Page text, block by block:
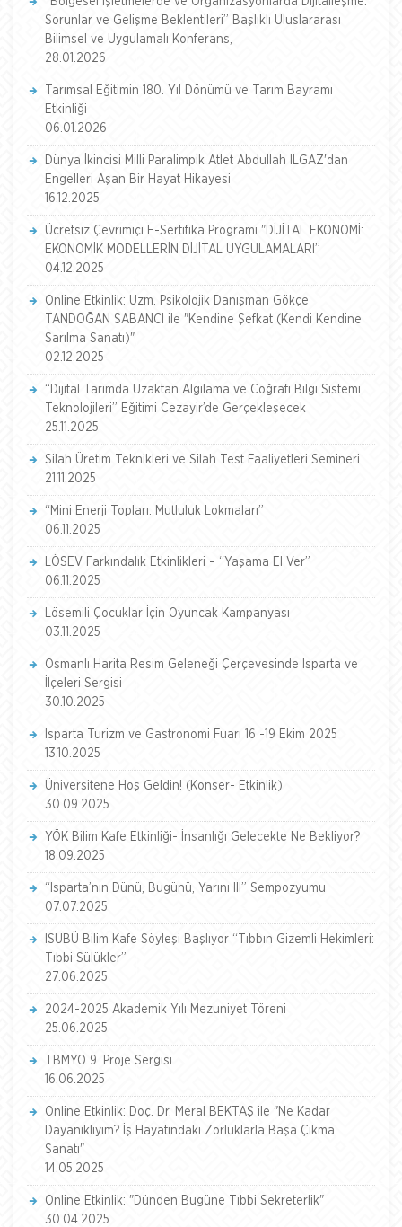
Sorunlar ve Gelişme Beklentileri” Başlıklı Uluslararası
Bilimsel ve Uygulamalı Konferans,
28.01.2026
Tarımsal Eğitimin 180. Yıl Dönümü ve Tarım Bayramı
Etkinliği
06.01.2026
Dünya İkincisi Milli Paralimpik Atlet Abdullah ILGAZ'dan
Engelleri Aşan Bir Hayat Hikayesi
16.12.2025
Ücretsiz Çevrimiçi E-Sertifika Programı "DİJİTAL EKONOMİ:
EKONOMİK MODELLERİN DİJİTAL UYGULAMALARI”
04.12.2025
Online Etkinlik: Uzm. Psikolojik Danışman Gökçe
TANDOĞAN SABANCI ile "Kendine Şefkat (Kendi Kendine
Sarılma Sanatı)"
02.12.2025
“Dijital Tarımda Uzaktan Algılama ve Coğrafi Bilgi Sistemi
Teknolojileri” Eğitimi Cezayir’de Gerçekleşecek
25.11.2025
Silah Üretim Teknikleri ve Silah Test Faaliyetleri Semineri
21.11.2025
“Mini Enerji Topları: Mutluluk Lokmaları”
06.11.2025
LÖSEV Farkındalık Etkinlikleri – “Yaşama El Ver”
06.11.2025
Lösemili Çocuklar İçin Oyuncak Kampanyası
03.11.2025
Osmanlı Harita Resim Geleneği Çerçevesinde Isparta ve
İlçeleri Sergisi
30.10.2025
Isparta Turizm ve Gastronomi Fuarı 16 -19 Ekim 2025
13.10.2025
Üniversitene Hoş Geldin! (Konser- Etkinlik)
30.09.2025
YÖK Bilim Kafe Etkinliği- İnsanlığı Gelecekte Ne Bekliyor?
18.09.2025
“Isparta’nın Dünü, Bugünü, Yarını III” Sempozyumu
07.07.2025
ISUBÜ Bilim Kafe Söyleşi Başlıyor “Tıbbın Gizemli Hekimleri:
Tıbbi Sülükler”
27.06.2025
2024-2025 Akademik Yılı Mezuniyet Töreni
25.06.2025
TBMYO 9. Proje Sergisi
16.06.2025
Online Etkinlik: Doç. Dr. Meral BEKTAŞ ile "Ne Kadar
Dayanıklıyım? İş Hayatındaki Zorluklarla Başa Çıkma
Sanatı"
14.05.2025
Online Etkinlik: "Dünden Bugüne Tıbbi Sekreterlik"
30.04.2025